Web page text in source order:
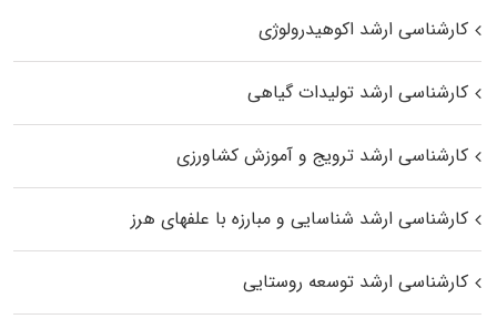
کارشناسی ارشد اکوهیدرولوژی
کارشناسی ارشد تولیدات گیاهی
کارشناسی ارشد ترویج و آموزش کشاورزی
کارشناسی ارشد شناسایی و مبارزه با علفهای هرز
کارشناسی ارشد توسعه روستایی